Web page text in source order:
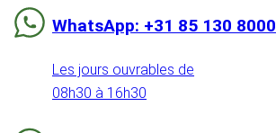
WhatsApp: +31 85 130 8000
Les jours ouvrables de
08h30 à 16h30